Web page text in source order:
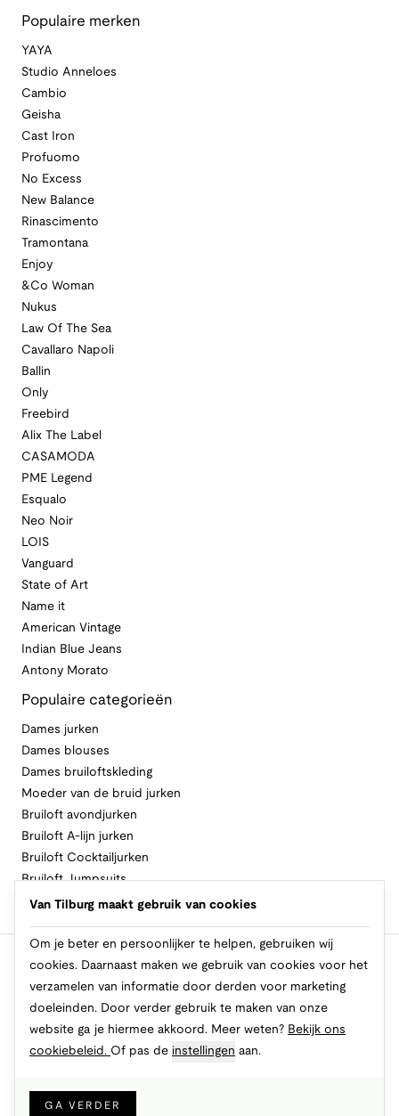
Populaire merken
YAYA
Studio Anneloes
Cambio
Geisha
Cast Iron
Profuomo
No Excess
New Balance
Rinascimento
Tramontana
Enjoy
&Co Woman
Nukus
Law Of The Sea
Cavallaro Napoli
Ballin
Only
Freebird
Alix The Label
CASAMODA
PME Legend
Esqualo
Neo Noir
LOIS
Vanguard
State of Art
Name it
American Vintage
Indian Blue Jeans
Antony Morato
Populaire categorieën
Dames jurken
Dames blouses
Dames bruiloftskleding
Moeder van de bruid jurken
Bruiloft avondjurken
Bruiloft A-lijn jurken
Bruiloft Cocktailjurken
Bruiloft Jumpsuits
Bruiloft Lange jurken
Volg Van Tilburg
Van Tilburg maakt gebruik van cookies
Om je beter en persoonlijker te helpen, gebruiken wij
cookies. Daarnaast maken we gebruik van cookies voor het
verzamelen van informatie door derden voor marketing
doeleinden. Door verder gebruik te maken van onze
website ga je hiermee akkoord. Meer weten? Bekijk ons
cookiebeleid. Of pas de instellingen aan.
GA VERDER